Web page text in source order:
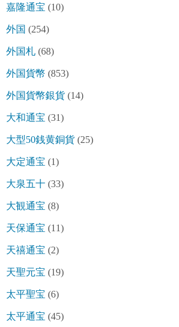
嘉隆通宝 (10)
外国 (254)
外国札 (68)
外国貨幣 (853)
外国貨幣銀貨 (14)
大和通宝 (31)
大型50銭黄銅貨 (25)
大定通宝 (1)
大泉五十 (33)
大観通宝 (8)
天保通宝 (11)
天禧通宝 (2)
天聖元宝 (19)
太平聖宝 (6)
太平通宝 (45)